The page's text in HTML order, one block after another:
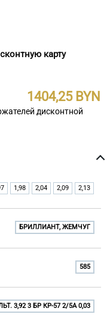
карту
1404,25
дисконтной
1,98 2,04 2,09 2,13
БРИЛЛИАНТ, ЖЕМЧУГ
585
3,92 3 БР КР-57 2/5A 0,03